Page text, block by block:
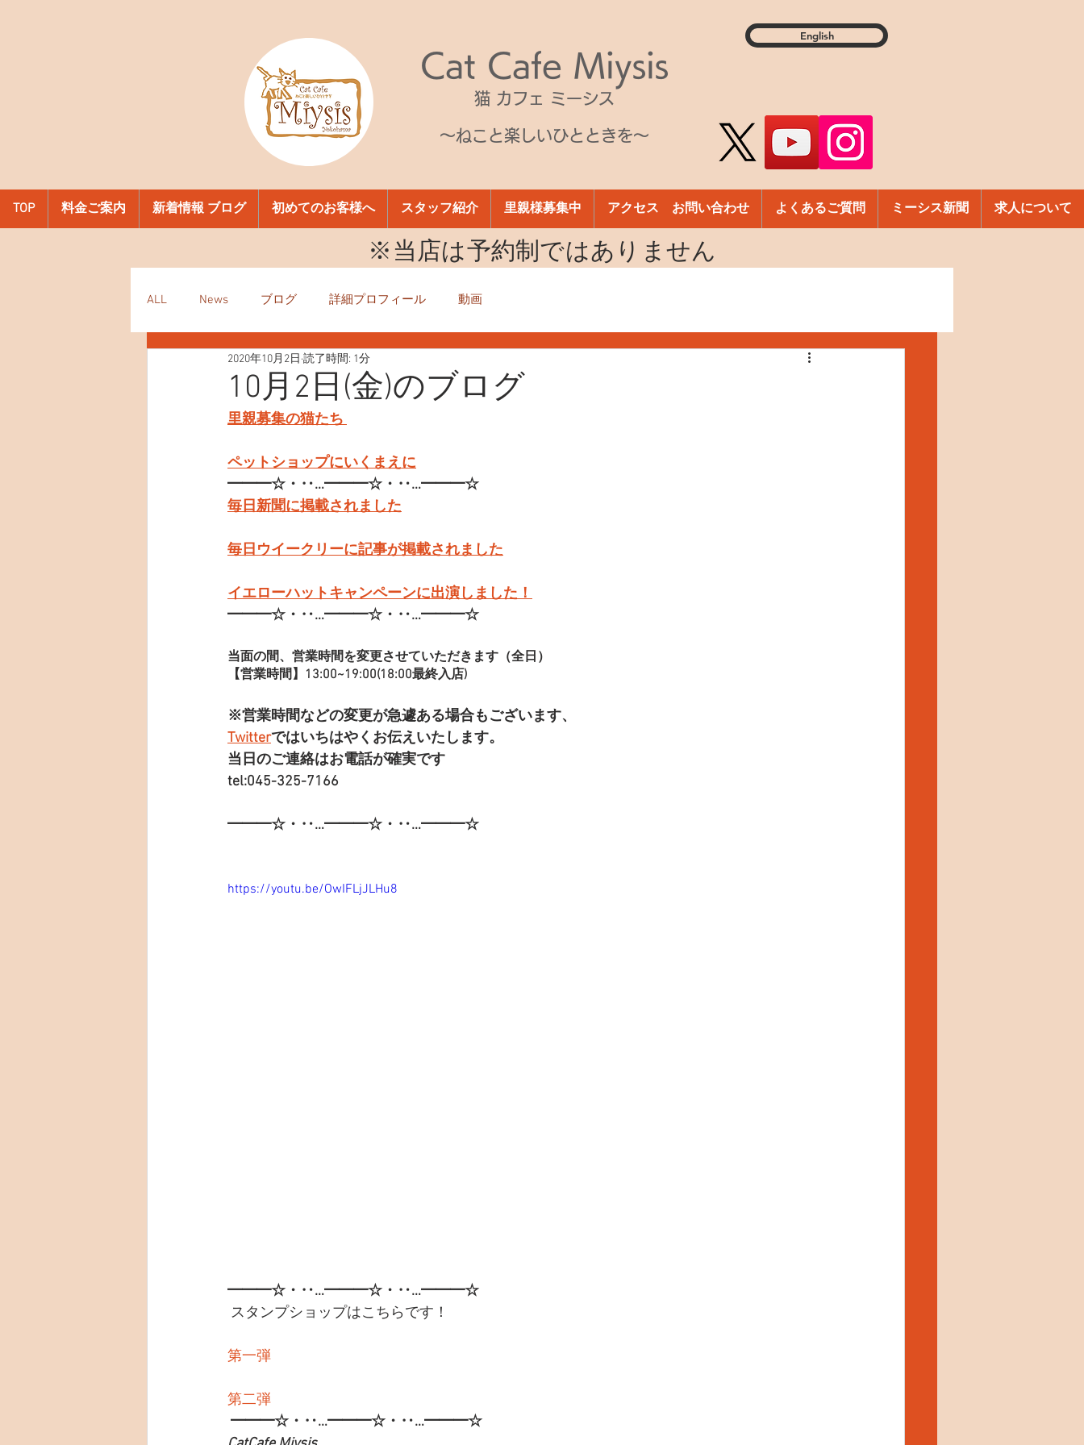
Cat Cafe Miysis
猫 カフェ ミーシス
～ねこと楽しいひとときを～
English
TOP 料金ご案内 新着情報 ブログ 初めてのお客様へ スタッフ紹介 里親様募集中 アクセス お問い合わせ よくあるご質問 ミーシス新聞 求人について
​※当店は予約制ではありません
ALL News ブログ 詳細プロフィール 動画
10月2日(金)のブログ
2020年10月2日 読了時間: 1分
里親募集の猫たち
ペットショップにいくまえに
━━━☆・‥…━━━☆・‥…━━━☆
毎日新聞に掲載されました
毎日ウイークリーに記事が掲載されました
イエローハットキャンペーンに出演しました！
━━━☆・‥…━━━☆・‥…━━━☆
当面の間、営業時間を変更させていただきます（全日）
【営業時間】13:00~19:00(18:00最終入店)
※営業時間などの変更が急遽ある場合もございます、
Twitterではいちはやくお伝えいたします。
当日のご連絡はお電話が確実です
tel:045-325-7166
━━━☆・‥…━━━☆・‥…━━━☆
https://youtu.be/OwIFLjJLHu8
━━━☆・‥…━━━☆・‥…━━━☆
スタンプショップはこちらです！
第一弾
第二弾
━━━☆・‥…━━━☆・‥…━━━☆